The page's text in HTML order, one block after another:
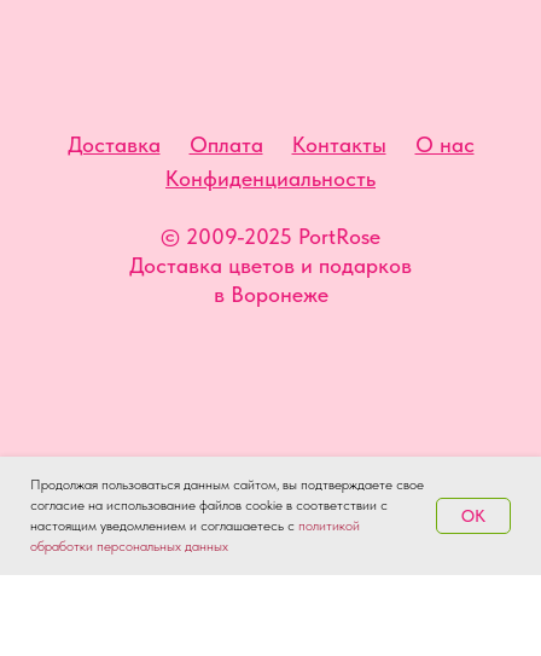
Продолжая пользоваться данным сайтом, вы подтверждаете свое
согласие на использование файлов cookie в соответствии с
настоящим уведомлением и соглашаетесь с политикой
обработки персональных данных
OK
Доставка Оплата Контакты
О нас
Конфиденциальность
© 2009-2025 PortRose
Доставка цветов и подарков
в Воронеже